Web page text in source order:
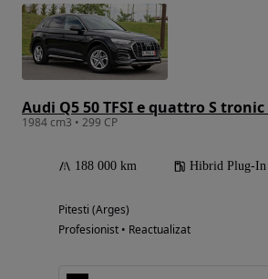
Audi Q5 50 TFSI e quattro S
1984 cm3 • 299 CP
188 000 km Hibrid Plug-In
Pitesti (Arges)
Profesionist • Reactualizat